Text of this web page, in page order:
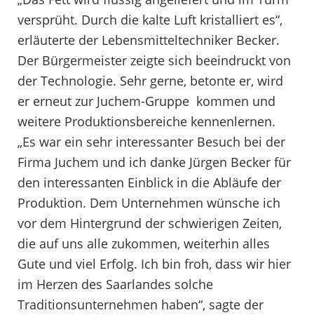
versprüht. Durch die kalte Luft kristalliert es“,
erläuterte der Lebensmitteltechniker Becker.
Der Bürgermeister zeigte sich beeindruckt von
der Technologie. Sehr gerne, betonte er, wird
er erneut zur Juchem-Gruppe kommen und
weitere Produktionsbereiche kennenlernen.
„Es war ein sehr interessanter Besuch bei der
Firma Juchem und ich danke Jürgen Becker für
den interessanten Einblick in die Abläufe der
Produktion. Dem Unternehmen wünsche ich
vor dem Hintergrund der schwierigen Zeiten,
die auf uns alle zukommen, weiterhin alles
Gute und viel Erfolg. Ich bin froh, dass wir hier
im Herzen des Saarlandes solche
Traditionsunternehmen haben“, sagte der